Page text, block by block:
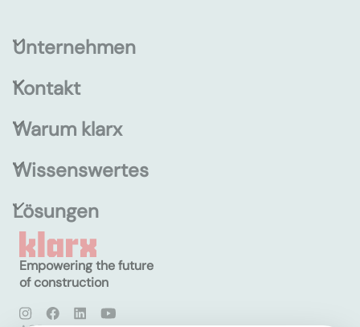
Unternehmen
Kontakt
Warum klarx
Wissenswertes
Lösungen
Empowering the future
of construction